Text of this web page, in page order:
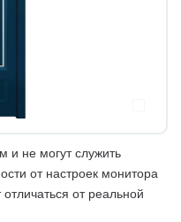
и не могут служить
от настроек монитора
от реальной